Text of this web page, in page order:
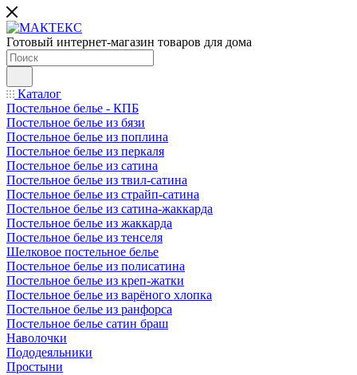
Готовый интернет-магазин товаров для дома
Каталог
Постельное белье - КПБ
Постельное белье из бязи
Постельное белье из поплина
Постельное белье из перкаля
Постельное белье из сатина
Постельное белье из твил-сатина
Постельное белье из страйп-сатина
Постельное белье из сатина-жаккарда
Постельное белье из жаккарда
Постельное белье из тенселя
Шелковое постельное белье
Постельное белье из полисатина
Постельное белье из креп-жатки
Постельное белье из варёного хлопка
Постельное белье из ранфорса
Постельное белье сатин браш
Наволочки
Пододеяльники
Простыни